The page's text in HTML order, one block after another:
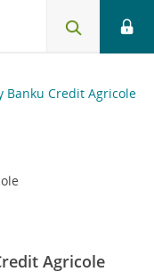
Banku Credit Agricole
Agricole